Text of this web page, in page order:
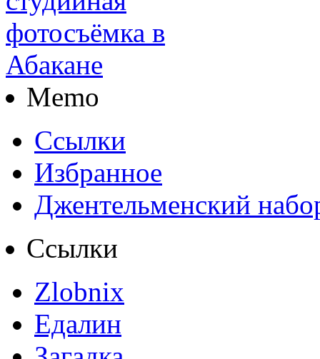
Memo
Ссылки
Избранное
Джентельменский
Ссылки
Zlobnix
Едалин